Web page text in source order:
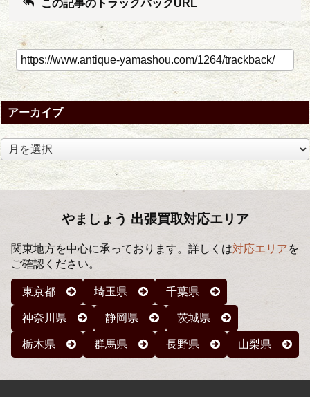
この記事のトラックバックURL
アーカイブ
ア
ー
カ
イ
やましょう 出張買取対応エリア
関東地方を中心に承っております。詳しくは対応エリアを
ご確認ください。
東京都 埼玉県 千葉県
神奈川県 静岡県 茨城県
栃木県 群馬県 長野県 山梨県